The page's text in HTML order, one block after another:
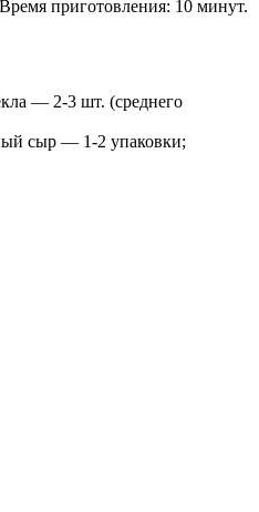
приготовления: 10 минут.
— 2-3 шт. (среднего
сыр — 1-2 упаковки;